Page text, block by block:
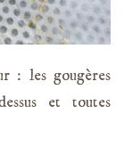
: les gougères
et toutes